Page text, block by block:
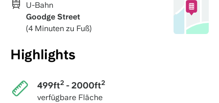
U-Bahn
Goodge Street
(4 Minuten zu Fuß)
Highlights
499ft2- 2000ft2
verfügbare Fläche